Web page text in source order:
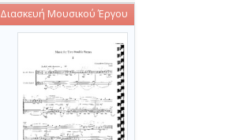
Διασκευή Μουσικού Έργου